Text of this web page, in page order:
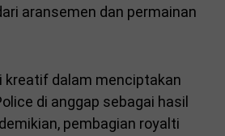
aransemen dan permainan
kreatif dalam menciptakan
di anggap sebagai hasil
pembagian royalti